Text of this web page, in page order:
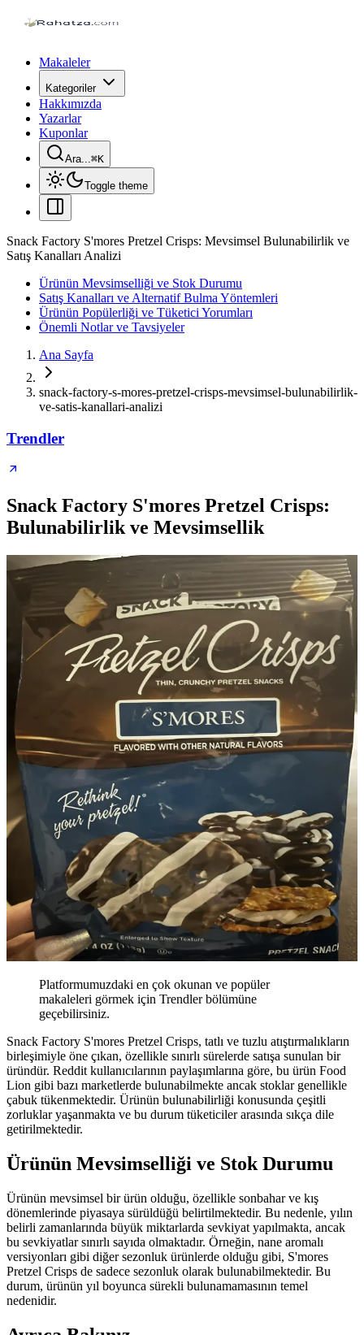
Makaleler
Kategoriler
Hakkımızda
Yazarlar
Kuponlar
Ara...⌘K
Toggle theme
Snack Factory S'mores Pretzel Crisps: Mevsimsel Bulunabilirlik ve
Satış Kanalları Analizi
Ürünün Mevsimselliği ve Stok Durumu
Satış Kanalları ve Alternatif Bulma Yöntemleri
Ürünün Popülerliği ve Tüketici Yorumları
Önemli Notlar ve Tavsiyeler
Ana Sayfa
snack-factory-s-mores-pretzel-crisps-mevsimsel-bulunabilirlik-
ve-satis-kanallari-analizi
Trendler
Snack Factory S'mores Pretzel Crisps:
Bulunabilirlik ve Mevsimsellik
Platformumuzdaki en çok okunan ve popüler
makaleleri görmek için Trendler bölümüne
geçebilirsiniz.
Snack Factory S'mores Pretzel Crisps, tatlı ve tuzlu atıştırmalıkların
birleşimiyle öne çıkan, özellikle sınırlı sürelerde satışa sunulan bir
üründür. Reddit kullanıcılarının paylaşımlarına göre, bu ürün Food
Lion gibi bazı marketlerde bulunabilmekte ancak stoklar genellikle
çabuk tükenmektedir. Ürünün bulunabilirliği konusunda çeşitli
zorluklar yaşanmakta ve bu durum tüketiciler arasında sıkça dile
getirilmektedir.
Ürünün Mevsimselliği ve Stok Durumu
Ürünün mevsimsel bir ürün olduğu, özellikle sonbahar ve kış
dönemlerinde piyasaya sürüldüğü belirtilmektedir. Bu nedenle, yılın
belirli zamanlarında büyük miktarlarda sevkiyat yapılmakta, ancak
bu sevkiyatlar sınırlı sayıda olmaktadır. Örneğin, nane aromalı
versiyonları gibi diğer sezonluk ürünlerde olduğu gibi, S'mores
Pretzel Crisps de sadece sezonluk olarak bulunabilmektedir. Bu
durum, ürünün yıl boyunca sürekli bulunamamasının temel
nedenidir.